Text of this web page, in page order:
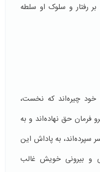
بر رفتار و سلوک او سلطه
خود چیره‌اند که نخست،
فرمان حق نهاده‌اند و به
سپرده‌اند، به پاداش این
و بیرونی خویش غالب